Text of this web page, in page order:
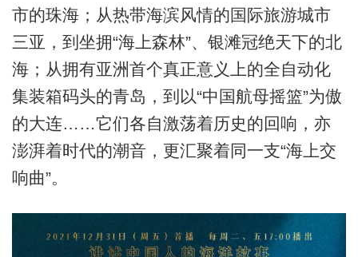
市的珠海；从热带海滨风情的国际旅游城市
三亚，到坐拥“海上森林”、银滩冠绝天下的北
海；从拥有亚洲首个真正意义上的全自动化
集装箱码头的青岛，到以“中国航母摇篮”为傲
的大连……它们各自激荡着历史的回响，亦
澎湃着时代的潮音，更汇聚着同一支“海上交
响曲”。